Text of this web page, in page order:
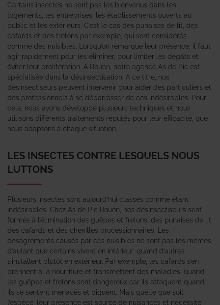
Certains insectes ne sont pas les bienvenus dans les
logements, les entreprises, les établissements ouverts au
public et les extérieurs. C’est le cas des punaises de lit, des
cafards et des frelons par exemple, qui sont considérés
comme des nuisibles. Lorsqu’on remarque leur présence, il faut
agir rapidement pour les éliminer, pour limiter les dégâts et
éviter leur prolifération. A Rouen, notre agence As de Pic est
spécialisée dans la désinsectisation. A ce titre, nos
désinsectiseurs peuvent intervenir pour aider des particuliers et
des professionnels à se débarrasser de ces indésirables. Pour
cela, nous avons développé plusieurs techniques et nous
utilisons différents traitements réputés pour leur efficacité, que
nous adaptons à chaque situation.
LES INSECTES CONTRE LESQUELS NOUS
LUTTONS
Plusieurs insectes sont aujourd’hui classés comme étant
indésirables. Chez As de Pic Rouen, nos désinsectiseurs sont
formés à l’élimination des guêpes et frelons, des punaises de lit,
des cafards et des chenilles processionnaires. Les
désagréments causés par ces nuisibles ne sont pas les mêmes,
d’autant que certains vivent en intérieur, quand d’autres
s’installent plutôt en extérieur. Par exemple, les cafards s’en
prennent à la nourriture et transmettent des maladies, quand
les guêpes et frelons sont dangereux car ils attaquent quand
ils se sentent menacés et piquent. Mais quelle que soit
l’espèce, leur présence est source de nuisances et nécessite